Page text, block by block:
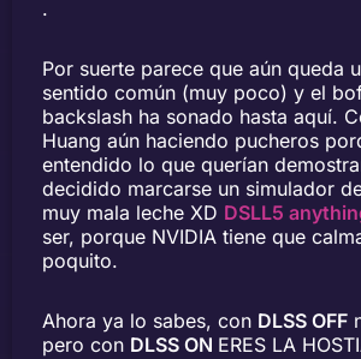
.
Por suerte parece que aún queda
sentido común (muy poco) y el
backslash ha sonado hasta aquí.
Huang aún haciendo pucheros
entendido lo que querían
decidido marcarse un simulador
muy mala leche XD DSLL5
ser, porque NVIDIA tiene que
poquito.
Ahora ya lo sabes, con DLSS OFF
pero con DLSS ON ERES LA